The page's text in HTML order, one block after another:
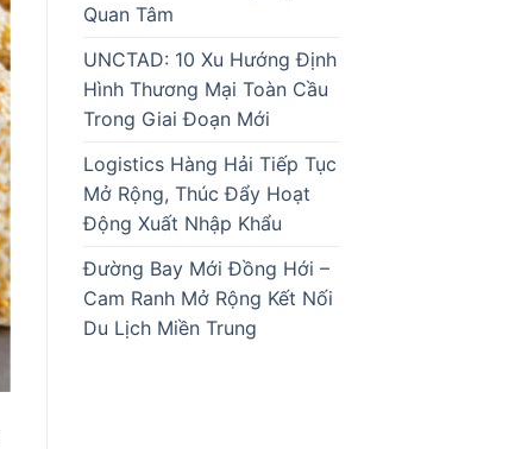
Quan Tâm
UNCTAD: 10 Xu Hướng Định
Hình Thương Mại Toàn Cầu
Trong Giai Đoạn Mới
Logistics Hàng Hải Tiếp Tục
Mở Rộng, Thúc Đẩy Hoạt
Động Xuất Nhập Khẩu
Đường Bay Mới Đồng Hới –
Cam Ranh Mở Rộng Kết Nối
Du Lịch Miền Trung